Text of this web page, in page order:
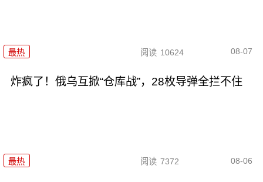
最热 阅读 10624 08-07
炸疯了！俄乌互掀“仓库战”，28枚导弹全拦不住
最热 阅读 7372 08-06